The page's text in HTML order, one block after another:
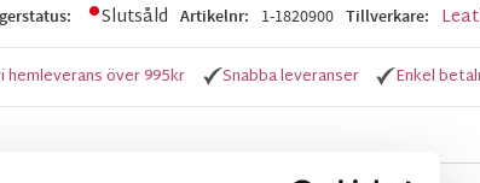
Slutsåld Artikelnr 1-1820900 Tillverkare
hemleverans över 995kr Snabba leveranser Enkel